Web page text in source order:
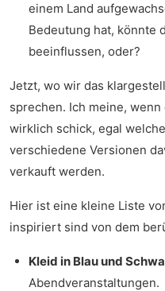
einem Land
Bedeutung hat, könnte
beeinflussen, oder?
Jetzt, wo wir das
sprechen. Ich meine,
wirklich schick, egal
verschiedene Versionen
verkauft werden.
Hier ist eine kleine Liste
inspiriert sind von dem
Kleid in Blau und
Abendveranstaltungen.